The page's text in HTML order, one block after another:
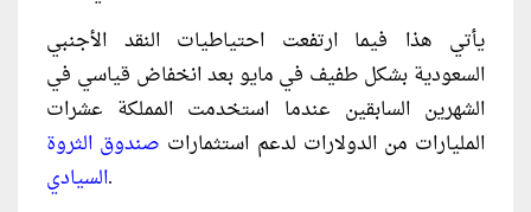
يأتي هذا فيما ارتفعت احتياطيات النقد الأجنبي
السعودية بشكل طفيف في مايو بعد انخفاض قياسي في
الشهرين السابقين عندما استخدمت المملكة عشرات
المليارات من الدولارات لدعم استثمارات صندوق الثروة
السيادي.